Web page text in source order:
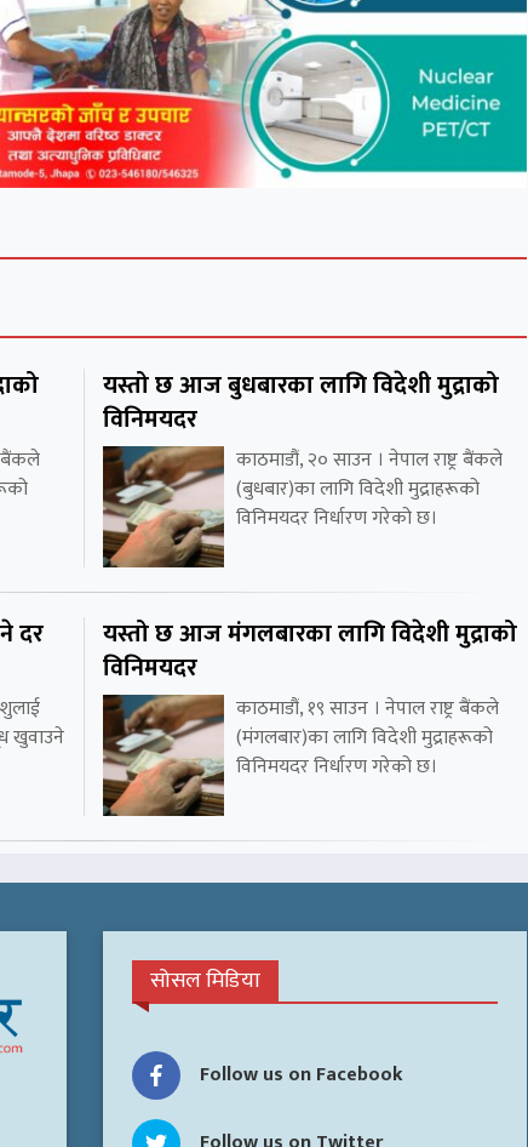
बैंकले
यस्तो छ आज बुधबारका लागि विदेशी मुद्राको
विनिमयदर
काठमाडौं, २० साउन । नेपाल राष्ट्र बैंकले
(बुधबार)का लागि विदेशी मुद्राहरूको
विनिमयदर निर्धारण गरेको छ।
दर
खुवाउने
यस्तो छ आज मंगलबारका लागि विदेशी मुद्राको
विनिमयदर
काठमाडौं, १९ साउन । नेपाल राष्ट्र बैंकले
(मंगलबार)का लागि विदेशी मुद्राहरूको
विनिमयदर निर्धारण गरेको छ।
सोसल मिडिया
Follow us on Facebook